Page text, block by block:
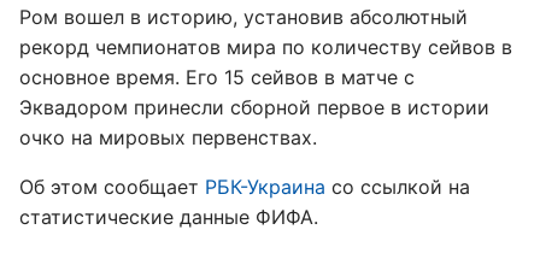
Ром вошел в историю, установив абсолютный
рекорд чемпионатов мира по количеству сейвов в
основное время. Его 15 сейвов в матче с
Эквадором принесли сборной первое в истории
очко на мировых первенствах.
Об этом сообщает РБК-Украина со ссылкой на
статистические данные ФИФА.